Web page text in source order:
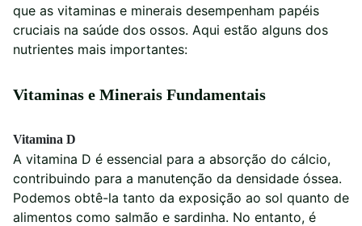
que as vitaminas e minerais desempenham papéis
cruciais na saúde dos ossos. Aqui estão alguns dos
nutrientes mais importantes:
Vitaminas e Minerais Fundamentais
Vitamina D
A vitamina D é essencial para a absorção do cálcio,
contribuindo para a manutenção da densidade óssea.
Podemos obtê-la tanto da exposição ao sol quanto de
alimentos como salmão e sardinha. No entanto, é